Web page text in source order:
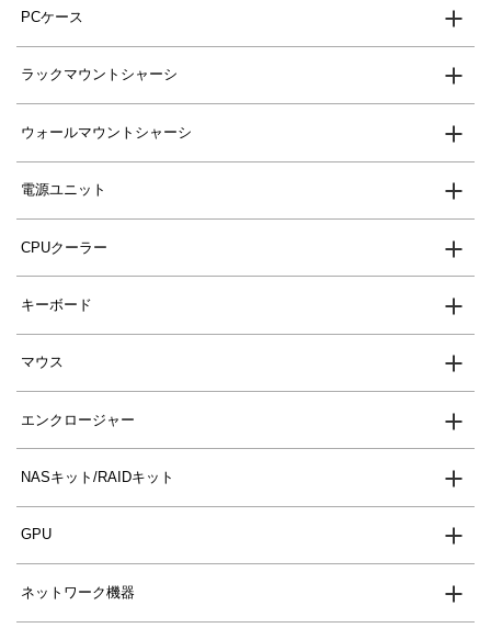
PCケース
ラックマウントシャーシ
ウォールマウントシャーシ
電源ユニット
CPUクーラー
キーボード
マウス
エンクロージャー
NASキット/RAIDキット
GPU
ネットワーク機器